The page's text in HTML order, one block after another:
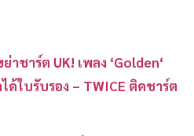
าชาร์ต UK! เพลง ‘Golden‘
ใบรับรอง – TWICE ติดชาร์ต